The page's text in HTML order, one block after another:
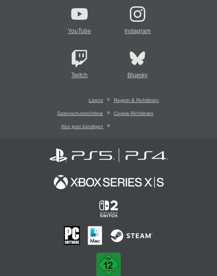
YouTube Instagram
Twitch Bluesky
Lizenz Regeln & Richtlinien
Datenschutzrichtlinie Cookie-Richtlinien
Abo jetzt kündigen